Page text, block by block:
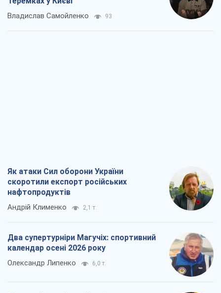
Владислав Самойленко 93
Як атаки Сил оборони України
скоротили експорт російських
нафтопродуктів
Андрій Клименко 2,1 т.
Два супертурніри Магучіх: спортивний
календар осені 2026 року
Олександр Липенко 6,0 т.